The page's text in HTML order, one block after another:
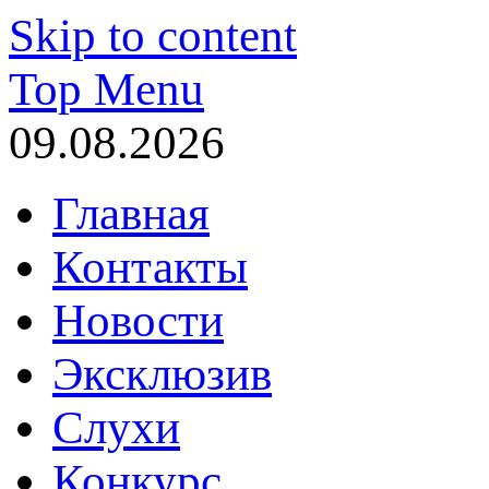
Skip to content
Top Menu
09.08.2026
Главная
Контакты
Новости
Эксклюзив
Слухи